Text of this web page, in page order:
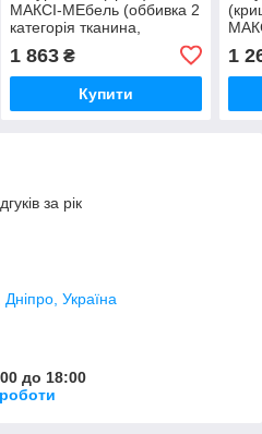
МАКСІ-МЕбель (оббивка 2
категорія тканина,
шкірозамінник) (5103637)
1 863₴
Купити
1
за рік
Україна
до 18:00